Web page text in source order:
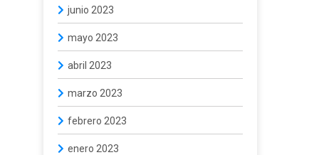
junio 2023
mayo 2023
abril 2023
marzo 2023
febrero 2023
enero 2023